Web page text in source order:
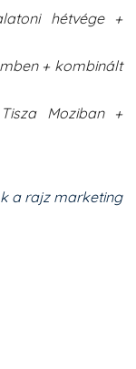
hétvége +
+ kombinált
Moziban +
a rajz marketing